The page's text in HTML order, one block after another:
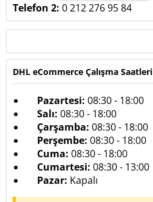
Telefon 2: 0 212 276 95 84
DHL eCommerce Çalışma Saatleri
Pazartesi: 08:30 - 18:00
Salı: 08:30 - 18:00
Çarşamba: 08:30 - 18:00
Perşembe: 08:30 - 18:00
Cuma: 08:30 - 18:00
Cumartesi: 08:30 - 13:00
Pazar: Kapalı